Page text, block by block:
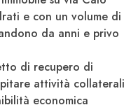
e con un volume di
da anni e privo
di recupero di
attività collaterali
economica